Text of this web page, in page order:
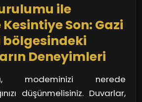
ile
Son: Gazi
Deneyimleri
modeminizi nerede
düşünmelisiniz. Duvarlar,